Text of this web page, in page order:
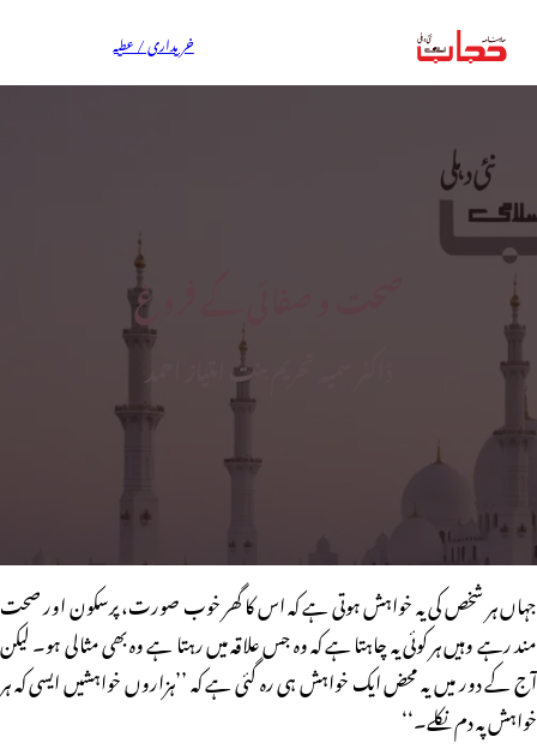
خریداری / عطیہ
صحت و صفائی کے فروغ
ڈاکٹر سمیہ تحریم بنت امتیاز احمد
جہاں ہر شخص کی یہ خواہش ہوتی ہے کہ اس کا گھر خوب صورت، پرسکون اور صحت
مند رہے وہیں ہر کوئی یہ چاہتا ہے کہ وہ جس علاقہ میں رہتا ہے وہ بھی مثالی ہو۔ لیکن
آج کے دور میں یہ محض ایک خواہش ہی رہ گئی ہے کہ ’’ہزاروں خواہشیں ایسی کہ ہر
خواہش پہ دم نکلے۔‘‘